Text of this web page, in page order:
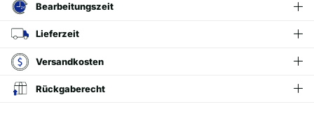
Bearbeitungszeit
Lieferzeit
Versandkosten
Rückgaberecht